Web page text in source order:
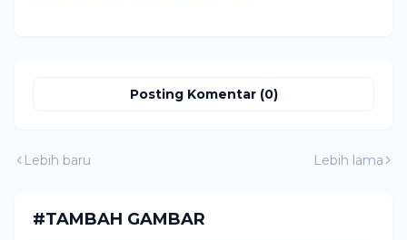
Posting Komentar (0)
Lebih baru Lebih lama
#TAMBAH GAMBAR